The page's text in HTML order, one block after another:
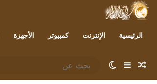
الرئيسية الإنترنت كمبيوتر الأجهزة
مقال عشوائي
إضافة عمود جانبي
الوضع المظلم